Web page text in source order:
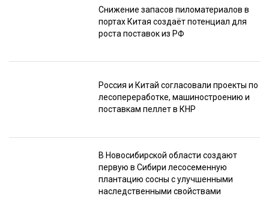
Снижение запасов пиломатериалов в
портах Китая создаёт потенциал для
роста поставок из РФ
Россия и Китай согласовали проекты по
лесопереработке, машиностроению и
поставкам пеллет в КНР
В Новосибирской области создают
первую в Сибири лесосеменную
плантацию сосны с улучшенными
наследственными свойствами